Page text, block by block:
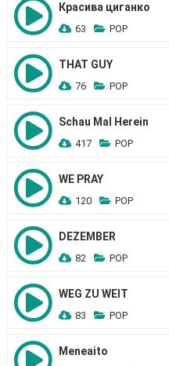
Красива циганко
63 POP
THAT GUY
76 POP
Schau Mal Herein
417 POP
WE PRAY
120 POP
DEZEMBER
82 POP
WEG ZU WEIT
83 POP
Meneaito